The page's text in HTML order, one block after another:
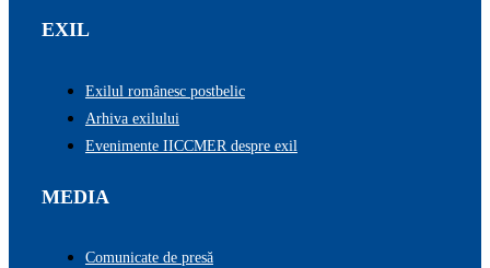
EXIL
Exilul românesc postbelic
Arhiva exilului
Evenimente IICCMER despre exil
MEDIA
Comunicate de presă